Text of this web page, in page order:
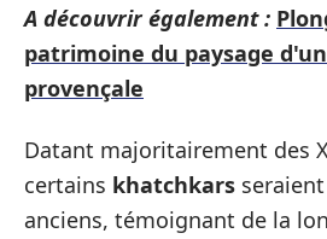
A découvrir également :
patrimoine du paysage
provençale
Datant majoritairement des
certains khatchkars
anciens, témoignant de la